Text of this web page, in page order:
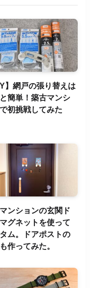
】網戸の張り替えは
簡単！築古マンシ
初挑戦してみた
ンションの玄関ド
グネットを使って
ム。ドアポストの
作ってみた。